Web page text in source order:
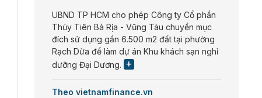
UBND TP HCM cho phép Công ty Cổ phần
Thủy Tiên Bà Rịa - Vũng Tàu chuyển mục
đích sử dụng gần 6.500 m2 đất tại phường
Rạch Dừa để làm dự án Khu khách sạn nghỉ
dưỡng Đại Dương.
Theo vietnamfinance.vn